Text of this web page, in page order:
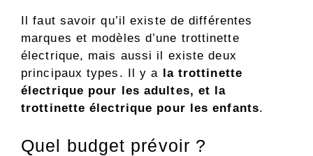
Il faut savoir qu’il existe de différentes
marques et modèles d’une trottinette
électrique, mais aussi il existe deux
principaux types. Il y a la trottinette
électrique pour les adultes, et la
trottinette électrique pour les enfants.
Quel budget prévoir ?